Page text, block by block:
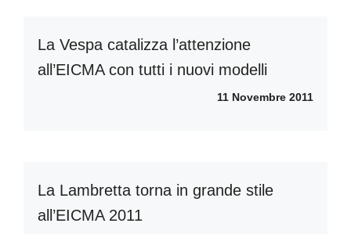
La Vespa catalizza l’attenzione
all’EICMA con tutti i nuovi modelli
11 Novembre 2011
La Lambretta torna in grande stile
all’EICMA 2011